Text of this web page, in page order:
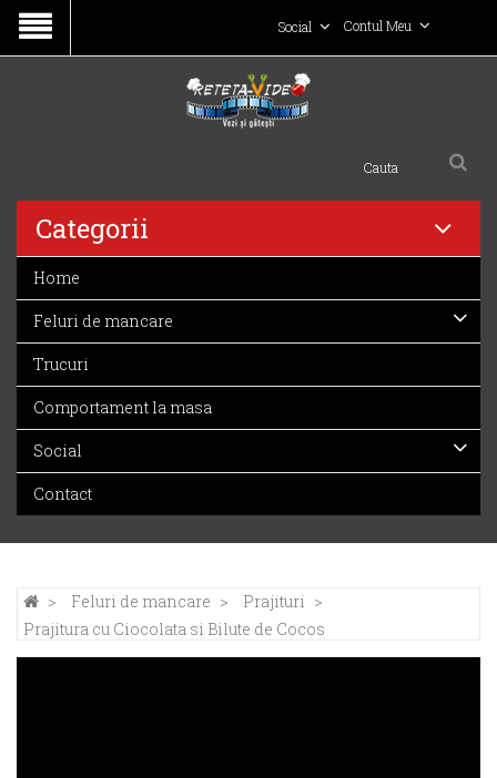
Contul Meu
Social
Categorii
Home
Feluri de mancare
Trucuri
Comportament la masa
Social
Contact
Feluri de mancare
Prajituri
Prajitura cu Ciocolata si Bilute de Cocos